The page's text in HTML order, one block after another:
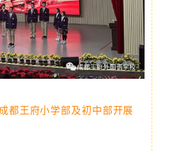
都王府小学部及初中部开展